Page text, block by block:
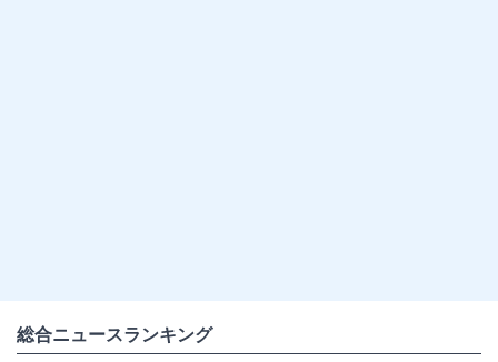
総合ニュースランキング